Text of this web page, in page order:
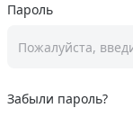
Пароль
Пожалуйста,
Забыли пароль?